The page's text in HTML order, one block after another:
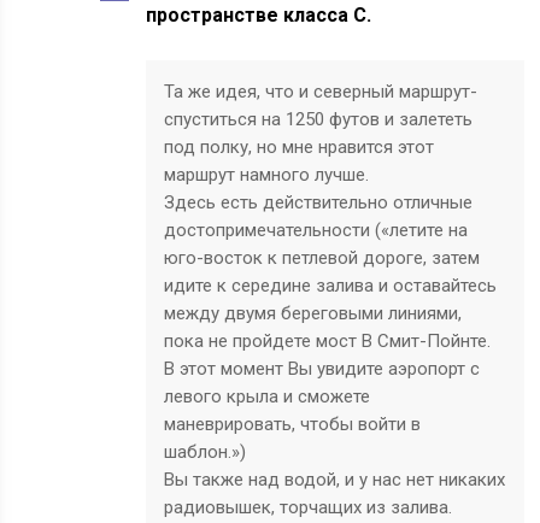
пространстве класса С.
Та же идея, что и северный маршрут-
спуститься на 1250 футов и залететь
под полку, но мне нравится этот
маршрут намного лучше.
Здесь есть действительно отличные
достопримечательности («летите на
юго-восток к петлевой дороге, затем
идите к середине залива и оставайтесь
между двумя береговыми линиями,
пока не пройдете мост В Смит-Пойнте.
В этот момент Вы увидите аэропорт с
левого крыла и сможете
маневрировать, чтобы войти в
шаблон.»)
Вы также над водой, и у нас нет никаких
радиовышек, торчащих из залива.